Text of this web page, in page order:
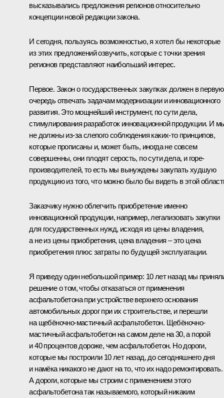
высказывались предложения регионов относительно
концепции новой редакции закона.
И сегодня, пользуясь возможностью, я хотел бы некоторые
из этих предложений озвучить, которые с точки зрения
регионов представляют наибольший интерес.
Первое. Закон о государственных закупках должен в первую
очередь отвечать задачам модернизации и инновационного
развития. Это мощнейший инструмент, по сути дела,
стимулирования разработок инновационной продукции. И
не должны из‑за слепого соблюдения каких‑то принципов,
которые прописаны и, может быть, иногда не совсем
совершенны, они плодят серость, по сути дела, и горе-
производителей, то есть мы вынуждены закупать худшую
продукцию из того, что можно было бы видеть в этой
Заказчику нужно облегчить приобретение именно
инновационной продукции, например, легализовать закупки
для государственных нужд, исходя из цены владения,
а не из цены приобретения, цена владения – это цена
приобретения плюс затраты по будущей эксплуатации.
Я приведу один небольшой пример: 10 лет назад мы
решение о том, чтобы отказаться от применения
асфальтобетона при устройстве верхнего основания
автомобильных дорог при их строительстве, и перешли
на щебёночно-мастичный асфальтобетон. Щебёночно-
мастичный асфальтобетон на самом деле на 30, а порой
и 40 процентов дороже, чем асфальтобетон. Но дороги,
которые мы построили 10 лет назад, до сегодняшнего дня
и намёка никакого не дают на то, что их надо ремонтировать.
А дороги, которые мы строим с применением этого
асфальтобетона так называемого, который никаким